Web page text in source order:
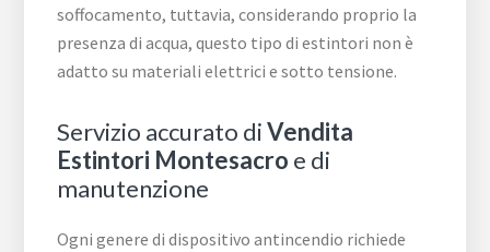
soffocamento, tuttavia, considerando proprio la
presenza di acqua, questo tipo di estintori non è
adatto su materiali elettrici e sotto tensione.
Servizio accurato diVendita
Estintori Montesacro e di
manutenzione
Ogni genere di dispositivo antincendio richiede